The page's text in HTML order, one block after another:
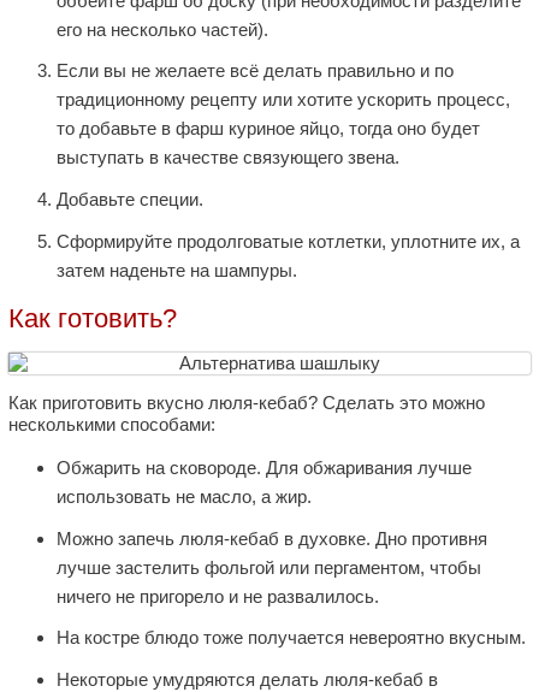
его на несколько частей).
Если вы не желаете всё делать правильно и по
традиционному рецепту или хотите ускорить процесс,
то добавьте в фарш куриное яйцо, тогда оно будет
выступать в качестве связующего звена.
Добавьте специи.
Сформируйте продолговатые котлетки, уплотните их, а
затем наденьте на шампуры.
Как готовить?
Как приготовить вкусно люля-кебаб? Сделать это можно
несколькими способами:
Обжарить на сковороде. Для обжаривания лучше
использовать не масло, а жир.
Можно запечь люля-кебаб в духовке. Дно противня
лучше застелить фольгой или пергаментом, чтобы
ничего не пригорело и не развалилось.
На костре блюдо тоже получается невероятно вкусным.
Некоторые умудряются делать люля-кебаб в